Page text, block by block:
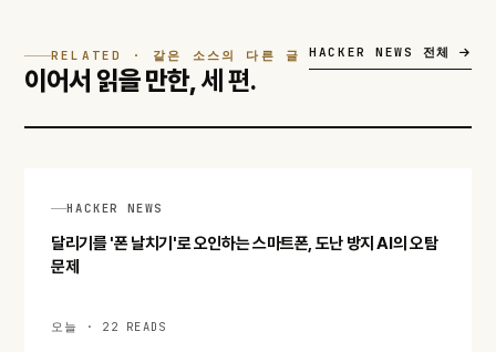
RELATED · 같은 소스의 다른 글
이어서 읽을 만한,세 편.
HACKER NEWS 전체
HACKER NEWS
달리기를 '폰 날치기'로 오인하는 스마트폰, 도난 방지 AI의 오탐
문제
오늘 · 22 READS